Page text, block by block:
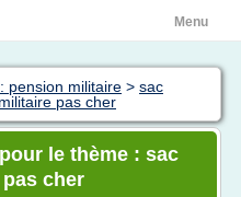
Menu
pension militaire > sac
pas cher
le thème : sac
cher